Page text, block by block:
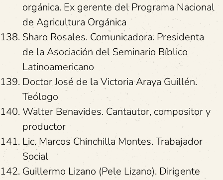
orgánica. Ex gerente del Programa Nacional
de Agricultura Orgánica
Sharo Rosales. Comunicadora. Presidenta
de la Asociación del Seminario Bíblico
Latinoamericano
Doctor José de la Victoria Araya Guillén.
Teólogo
Walter Benavides. Cantautor, compositor y
productor
Lic. Marcos Chinchilla Montes. Trabajador
Social
Guillermo Lizano (Pele Lizano). Dirigente